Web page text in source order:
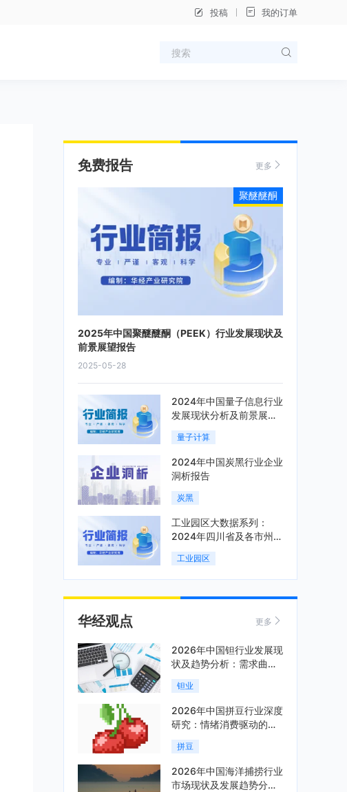
投稿 我的订单
免费报告 更多
2025年中国聚醚醚酮（PEEK）行业发展现状及
前景展望报告
2025-05-28
聚醚醚酮
2024年中国量子信息行业
发展现状分析及前景展望
报告
量子计算
2024年中国炭黑行业企业
洞析报告
炭黑
工业园区大数据系列：
2024年四川省及各市州工
业园区全景洞析报告
工业园区
华经观点 更多
2026年中国钽行业发展现
状及趋势分析：需求曲线
陡峭与供给曲线平缓的博
弈加剧「图」
钽业
2026年中国拼豆行业深度
研究：情绪消费驱动的新
兴手工赛道「图」
拼豆
2026年中国海洋捕捞行业
市场现状及发展趋势分